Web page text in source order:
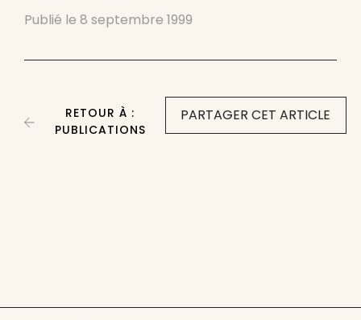
Publié le 8 septembre 1999
PARTAGER CET ARTICLE
RETOUR À :
PUBLICATIONS